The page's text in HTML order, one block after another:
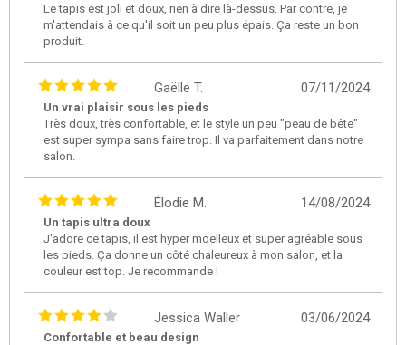
Le tapis est joli et doux, rien à dire là-dessus. Par contre, je
m'attendais à ce qu'il soit un peu plus épais. Ça reste un bon
produit.
07/11/2024
Gaëlle T.
Un vrai plaisir sous les pieds
Très doux, très confortable, et le style un peu "peau de bête"
est super sympa sans faire trop. Il va parfaitement dans notre
salon.
14/08/2024
Élodie M.
Un tapis ultra doux
J'adore ce tapis, il est hyper moelleux et super agréable sous
les pieds. Ça donne un côté chaleureux à mon salon, et la
couleur est top. Je recommande !
03/06/2024
Jessica Waller
Confortable et beau design